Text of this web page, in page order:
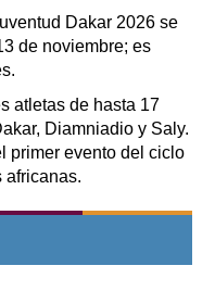
Dakar 2026 se
de noviembre; es
atletas de hasta 17
Diamniadio y Saly.
primer evento del ciclo
africanas.